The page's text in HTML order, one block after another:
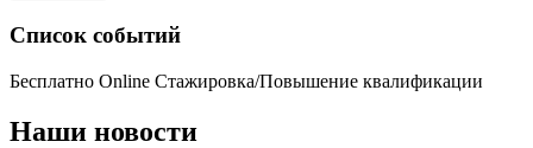
Список событий
Бесплатно Online Стажировка/Повышение квалификации
Наши новости